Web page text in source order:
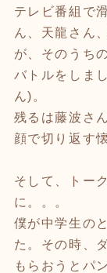
テレビ番組で
ん、天龍さん
が、そのうち
バトルをしま
ん)。
残るは藤波さ
顔で切り返す
そして、トー
に。。。
僕が中学生の
た。その時、
もらおうとパ